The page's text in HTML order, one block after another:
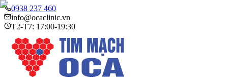
0938 237 460
info@ocaclinic.vn
T2-T7: 17:00-19:30